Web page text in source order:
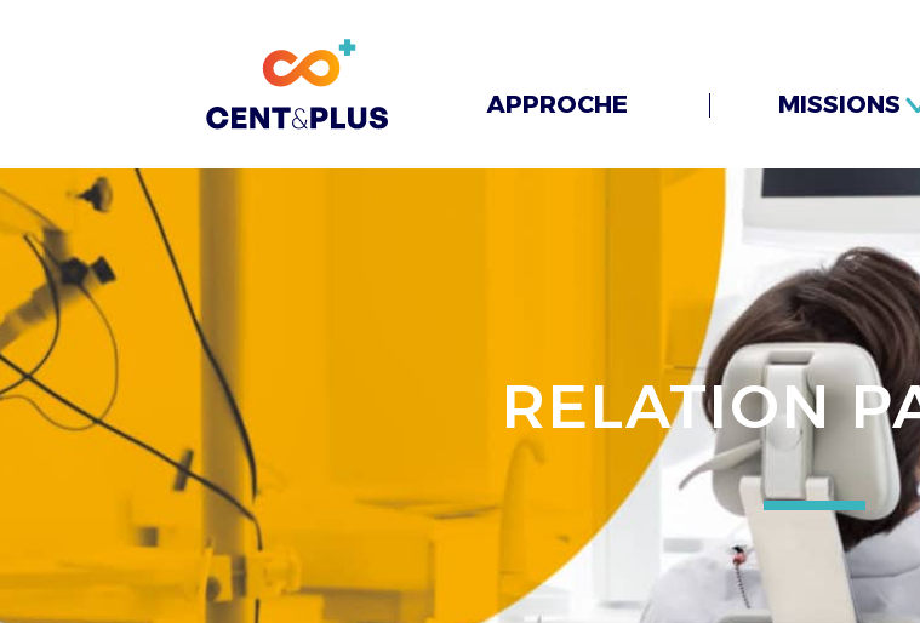
APPROCHE MISSIONS
RELATION